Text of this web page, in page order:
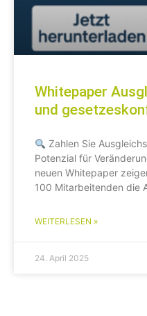
Whitepaper
und
Zahlen Sie
Potenzial für
neuen Whitepaper
100 Mitarbeitenden die
WEITERLESEN »
24. April 2025